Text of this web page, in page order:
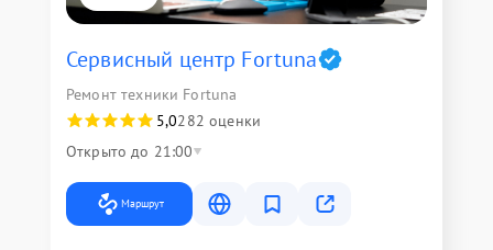
Сервисный центр Fortuna
Ремонт техники Fortuna
5,0282 оценки
Открыто до 21:00
Маршрут